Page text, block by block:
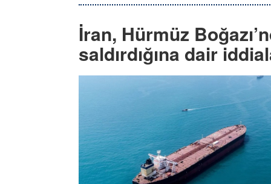
İran, Hürmüz
saldırdığına dair